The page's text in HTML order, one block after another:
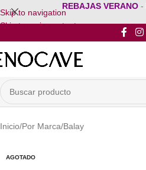
Skip to navigation
Skip to main content
REBAJAS VERANO -
Inicio/Por Marca/Balay
AGOTADO